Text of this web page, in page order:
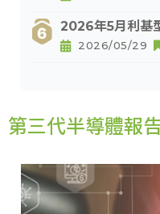
2026年5月利基
2026/05/29
第三代半導體報